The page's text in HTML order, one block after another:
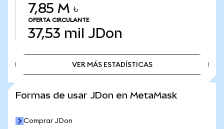
7,85 M ৳
OFERTA CIRCULANTE
37,53 mil JDon
VER MÁS ESTADÍSTICAS
Formas de usar JDon en MetaMask
Comprar JDon